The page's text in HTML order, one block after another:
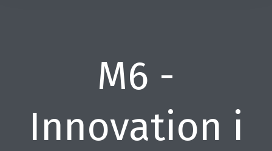
M6 -
Innovation i